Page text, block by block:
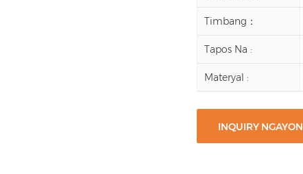
Timbang：
Tapos Na :
Materyal :
INQUIRY NGAYON